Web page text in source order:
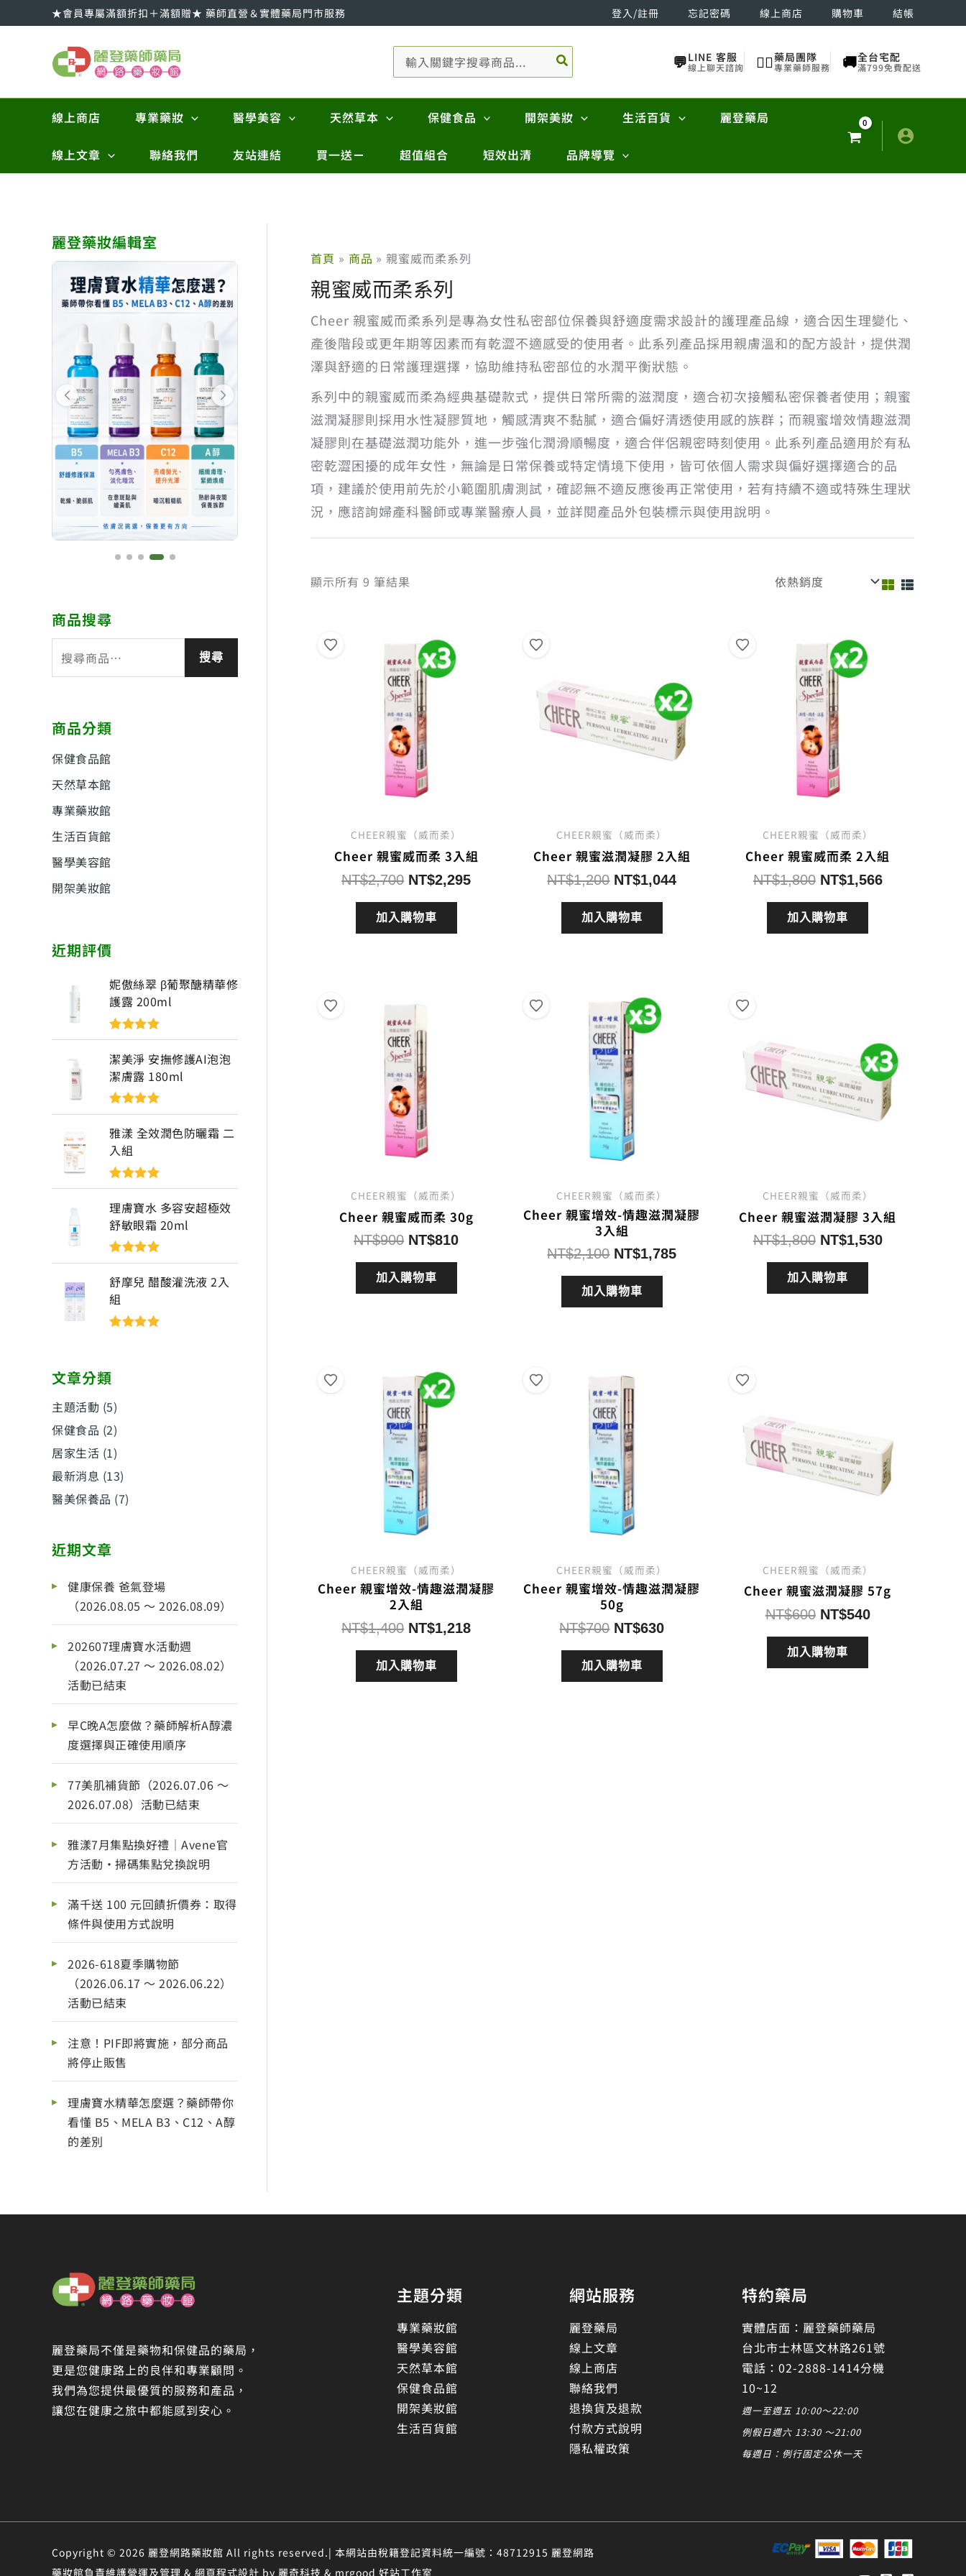
至
★會員專屬滿額折扣＋滿額贈★ 藥師直營＆實體藥局門市服務 登入/註冊 忘記密碼 線上商店 購物車 結帳
尋：
💬LINE 客服
線上聊天諮詢 👨‍⚕️藥局團隊
專業藥師服務 🚚全台宅配
滿799免費配送
線上商店 專業藥妝 醫學美容 天然草本 保健食品 開架美妝 生活百貨 麗登藥局
線上文章 聯絡我們 友站連結 買一送ㄧ 超值組合 短效出清 品牌導覽
麗登藥妝編輯室
商品搜尋
尋
字
搜尋
商品分類
保健食品館
天然草本館
專業藥妝館
生活百貨館
醫學美容館
開架美妝館
近期評價
妮傲絲翠 β葡聚醣精華修
護露 200ml
評分5滿分
5
潔美淨 安撫修護AI泡泡
潔膚露 180ml
評分5滿分
5
雅漾 全效潤色防曬霜 二
入組
評分5滿分
5
理膚寶水 多容安超極效
舒敏眼霜 20ml
評分5滿分
5
舒摩兒 醋酸灌洗液 2入
組
文章分類
主題活動 (5)
保健食品 (2)
居家生活 (1)
最新消息 (13)
醫美保養品 (7)
近期文章
健康保養 爸氣登場
（2026.08.05 ～ 2026.08.09）
202607理膚寶水活動週
（2026.07.27 ～ 2026.08.02）
活動已結束
早C晚A怎麼做？藥師解析A醇濃
度選擇與正確使用順序
77美肌補貨節（2026.07.06 ～
2026.07.08）活動已結束
雅漾7月集點換好禮｜Avene官
方活動・掃碼集點兌換說明
滿千送 100 元回饋折價券：取得
條件與使用方式說明
2026-618夏季購物節
（2026.06.17 ～ 2026.06.22）
活動已結束
注意！PIF即將實施，部分商品
將停止販售
理膚寶水精華怎麼選？藥師帶你
看懂 B5、MELA B3、C12、A醇
的差別
首頁 商品 親蜜威而柔系列
親蜜威而柔系列
Cheer 親蜜威而柔系列是專為女性私密部位保養與舒適度需求設計的護理產品線，適合因生理變化、
產後階段或更年期等因素而有乾澀不適感受的使用者。此系列產品採用親膚溫和的配方設計，提供潤
澤與舒適的日常護理選擇，協助維持私密部位的水潤平衡狀態。
系列中的親蜜威而柔為經典基礎款式，提供日常所需的滋潤度，適合初次接觸私密保養者使用；親蜜
滋潤凝膠則採用水性凝膠質地，觸感清爽不黏膩，適合偏好清透使用感的族群；而親蜜增效情趣滋潤
凝膠則在基礎滋潤功能外，進一步強化潤滑順暢度，適合伴侶親密時刻使用。此系列產品適用於有私
密乾澀困擾的成年女性，無論是日常保養或特定情境下使用，皆可依個人需求與偏好選擇適合的品
項，建議於使用前先於小範圍肌膚測試，確認無不適反應後再正常使用，若有持續不適或特殊生理狀
況，應諮詢婦產科醫師或專業醫療人員，並詳閱產品外包裝標示與使用說明。
顯示所有 9 筆結果
CHEER親蜜（威而柔）
Cheer 親蜜威而柔 3入組
NT$2,700 原
價
格：
NT$2,295目
加入購物車
CHEER親蜜（威而柔）
Cheer 親蜜滋潤凝膠 2入組
NT$1,200 原
價
格：
NT$1,044目
加入購物車
CHEER親蜜（威而柔）
Cheer 親蜜威而柔 2入組
NT$1,800 原
價
格：
NT$1,566目
加入購物車
CHEER親蜜（威而柔）
Cheer 親蜜威而柔 30g
NT$900 原
價
格：
NT$810目
加入購物車
CHEER親蜜（威而柔）
Cheer 親蜜增效-情趣滋潤凝膠
3入組
NT$2,100 原
價
格：
NT$1,785目
加入購物車
CHEER親蜜（威而柔）
Cheer 親蜜滋潤凝膠 3入組
NT$1,800 原
價
格：
NT$1,530目
加入購物車
CHEER親蜜（威而柔）
Cheer 親蜜增效-情趣滋潤凝膠
2入組
NT$1,400 原
價
格：
NT$1,218目
加入購物車
CHEER親蜜（威而柔）
Cheer 親蜜增效-情趣滋潤凝膠
50g
NT$700 原
價
格：
NT$630目
加入購物車
CHEER親蜜（威而柔）
Cheer 親蜜滋潤凝膠 57g
NT$600 原
價
格：
NT$540目
加入購物車
麗登藥局不僅是藥物和保健品的藥局，
更是您健康路上的良伴和專業顧問。
我們為您提供最優質的服務和產品，
讓您在健康之旅中都能感到安心。
主題分類
專業藥妝館
醫學美容館
天然草本館
保健食品館
開架美妝館
生活百貨館
網站服務
麗登藥局
線上文章
線上商店
聯絡我們
退換貨及退款
付款方式說明
隱私權政策
特約藥局
實體店面：麗登藥師藥局
台北市士林區文林路261號
電話：02-2888-1414分機
10~12
週一至週五 10:00～22:00
例假日週六 13:30 ～21:00
每週日：例行固定公休一天
Copyright © 2026 麗登網路藥妝館 All rights reserved.| 本網站由稅籍登記資料統一編號：48712915 麗登網路
藥妝館負責維護營運及管理 & 網頁程式設計 by 麗奇科技 & mrgood 好站工作室